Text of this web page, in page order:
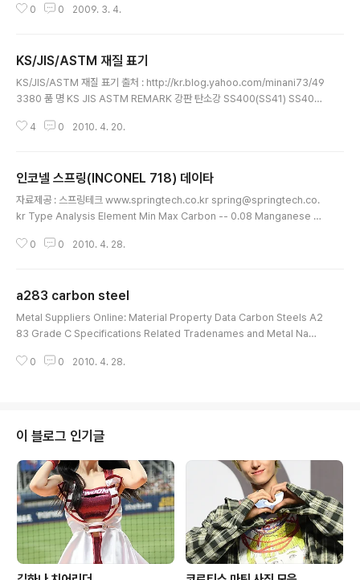
rrent.com => 현재 베타버젼의 검색사이트.. psjump.com => 한국 분이 만
렌트 검색사이트.. 가끔 사이트에서 툴바를 다운받기를 요구하거나 월 사용자로
가입을 요구하거나 한다. 뭐.. 툴바야 다운받고 지우면 그만, 월 정액은.. 패쓰~~
~
0 0 2009. 3. 4.
KS/JIS/ASTM 재질 표기
KS/JIS/ASTM 재질 표기 출처 : http://kr.blog.yahoo.com/minani73/49
3380 품 명 KS JIS ASTM REMARK 강판 탄소강 SS400(SS41) SS400
SB480 A515-70 SGV410(SPV24) SGV410 A516-60 SGV480(SPV
36 ANGLE, CHANNEL, H-BEAM, R.B, F.B PIPE 탄소강 SPP SGP A12
0 일반배관용 SPPS38 STPG3..
4 0 2010. 4. 20.
인코넬 스프링(INCONEL 718) 데이타
자료제공 : 스프링테크 www.springtech.co.kr spring@springtech.co.
kr Type Analysis Element Min Max Carbon -- 0.08 Manganese --
Cobalt 50.0 55.0 Chromium 17.0 21.0 Cobalt -- 1.00 Iron Balance
lloy 718 is a precipitation ha..
0 0 2010. 4. 28.
a283 carbon steel
Metal Suppliers Online: Material Property Data Carbon Steels A2
83 Grade C Specifications Related Tradenames and Metal Name
a Mechanical Data Links to Related Data Specifications The follo
0 0 2010. 4. 28.
이 블로그 인기글